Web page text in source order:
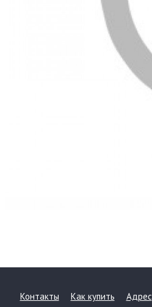
Контакты Как купить Адрес